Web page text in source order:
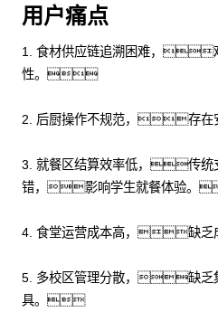
用户痛点
1. 食材供应链追溯困难，
性。
2. 后厨操作不规范，存
3. 就餐区结算效率低，传统
错，影响学生就餐体验。
4. 食堂运营成本高，缺乏
5. 多校区管理分散，缺乏
具。